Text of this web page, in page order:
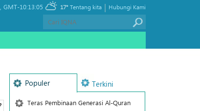
GMT-10:13:05 17° Hubungi Kami
|
Tentang kita
Populer Terkini
Teras Pembinaan Generasi Al-Quran